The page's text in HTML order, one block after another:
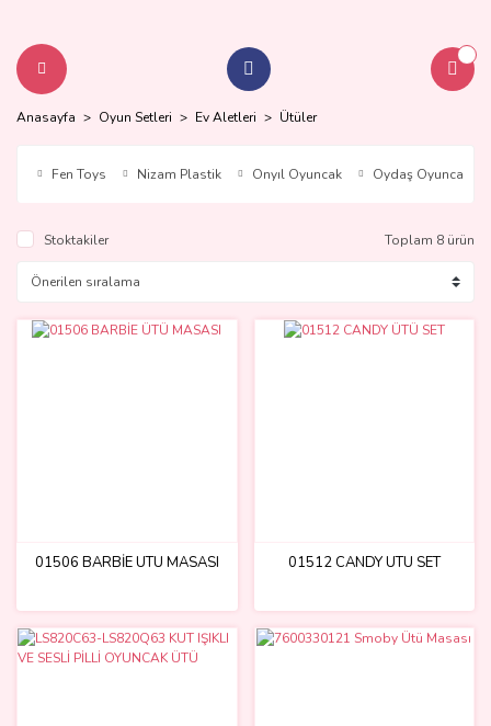
Anasayfa Oyun Setleri Ev Aletleri Ütüler
Fen Toys Nizam Plastik Onyıl Oyuncak Oydaş Oyuncak
Stoktakiler Toplam 8 ürün
01506 BARBİE ÜTÜ MASASI 01512 CANDY ÜTÜ SET